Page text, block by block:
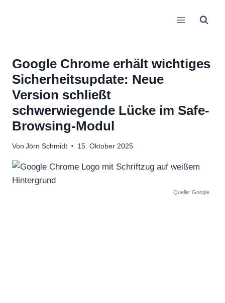
Google Chrome erhält wichtiges
Sicherheitsupdate: Neue
Version schließt
schwerwiegende Lücke im Safe-
Browsing-Modul
Von Jörn Schmidt 15. Oktober 2025
Quelle: Google